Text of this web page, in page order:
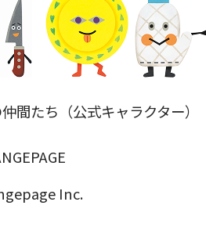
間たち（公式キャラクター）
Inc.